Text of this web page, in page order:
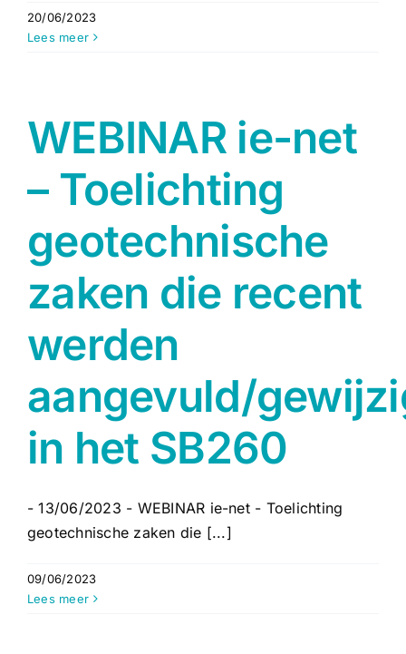
20/06/2023
Lees meer
WEBINAR ie-net
– Toelichting
geotechnische
zaken die recent
werden
aangevuld/
in het SB260
- 13/06/2023 - WEBINAR ie-net - Toelichting
geotechnische zaken die [...]
09/06/2023
Lees meer